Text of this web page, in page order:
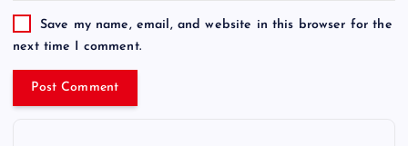
Save my name, email, and website in this browser for the
next time I comment.